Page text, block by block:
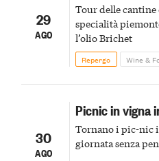
29
AGO
Tour delle cantine
specialità
l’olio Brichet
Repergo Wine &
30
AGO
Picnic in vigna
Tornano i pic-nic
giornata senza